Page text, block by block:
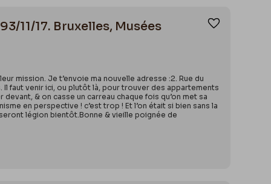
11/17. Bruxelles, Musées
mission. Je t’envoie ma nouvelle adresse :2. Rue du
Il faut venir ici, ou plutôt là, pour trouver des appartements
& on casse un carreau chaque fois qu’on met sa
en perspective ! c’est trop ! Et l’on était si bien sans la
légion bientôt.Bonne & vieille poignée de
Ajouter